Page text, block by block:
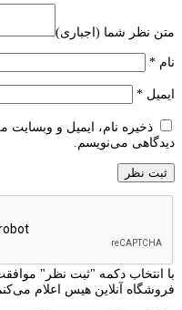
متن نظر شما (اجباری)
نام *
ایمیل *
ذخیره نام، ایمیل و وبسایت
دیدگاهی می‌نویسم.
با انتخاب دکمه "ثبت نظر"
فروشگاه آنلاین هیس اعلام